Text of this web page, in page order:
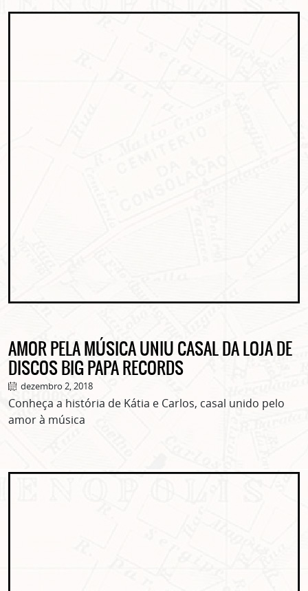
AMOR PELA MÚSICA UNIU CASAL DA LOJA DE
DISCOS BIG PAPA RECORDS
dezembro 2, 2018
Conheça a história de Kátia e Carlos, casal unido pelo
amor à música